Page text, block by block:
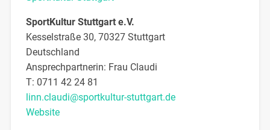
SportKultur Stuttgart e.V.
Kesselstraße 30, 70327 Stuttgart
Deutschland
Ansprechpartnerin: Frau Claudi
T: 0711 42 24 81
linn.claudi@sportkultur-stuttgart.de
Website